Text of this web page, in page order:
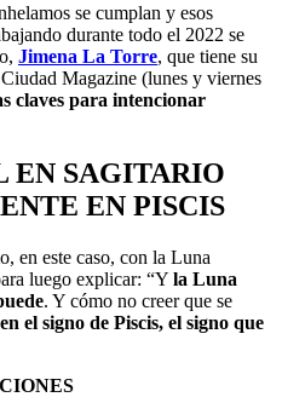
se cumplan y esos
durante todo el 2022 se
Jimena La Torre, que tiene su
Magazine (lunes y viernes
claves para intencionar
EN SAGITARIO
EN PISCIS
en este caso, con la Luna
luego explicar: “Y la Luna
. Y cómo no creer que se
el signo de Piscis, el signo que